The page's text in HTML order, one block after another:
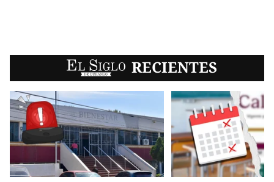
EL SIGLO RECIENTES